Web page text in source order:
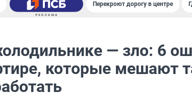
Перекроют дорогу в центре
— зло: 6
которые мешают